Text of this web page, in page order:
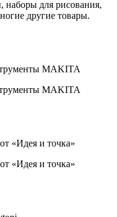
наборы для рисования,
другие товары.
MAKITA
MAKITA
«Идея и точка»
«Идея и точка»